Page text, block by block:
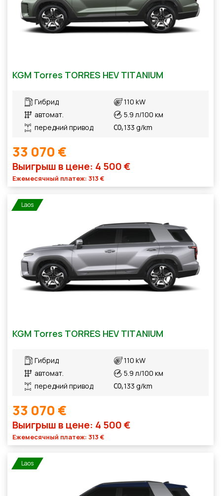
KGM Torres TORRES HEV TITANIUM
Гибрид
автомат.
передний привод
110 kW
5.9 л/100 км
133 g/km
33 070 €
Выигрыш в цене: 4 500 €
Ежемесячный платеж: 313 €
Laos
KGM Torres TORRES HEV TITANIUM
Гибрид
автомат.
передний привод
110 kW
5.9 л/100 км
133 g/km
33 070 €
Выигрыш в цене: 4 500 €
Ежемесячный платеж: 313 €
Laos